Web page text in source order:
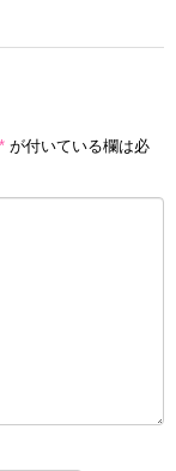
* が付いている欄は必